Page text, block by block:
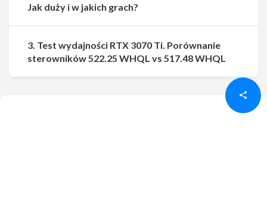
Udostępnij Udostępnij
Jak duży i w jakich grach?
3. Test wydajności RTX 3070 Ti. Porównanie
sterowników 522.25 WHQL vs 517.48 WHQL